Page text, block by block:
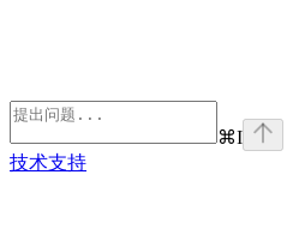
⌘I
技术支持